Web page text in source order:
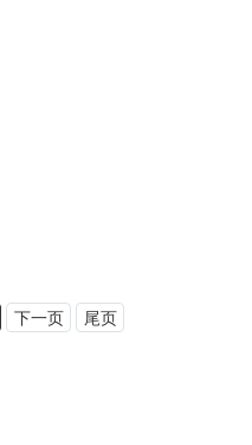
下一页 尾页